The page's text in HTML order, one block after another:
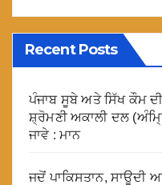
Recent Posts
ਪੰਜਾਬ ਸੂਬੇ ਅਤੇ ਸਿੱਖ ਕੌਮ
ਸ਼੍ਰੋਮਣੀ ਅਕਾਲੀ ਦਲ
ਜਾਵੇ : ਮਾਨ
ਜਦੋਂ ਪਾਕਿਸਤਾਨ, ਸਾਊਦੀ